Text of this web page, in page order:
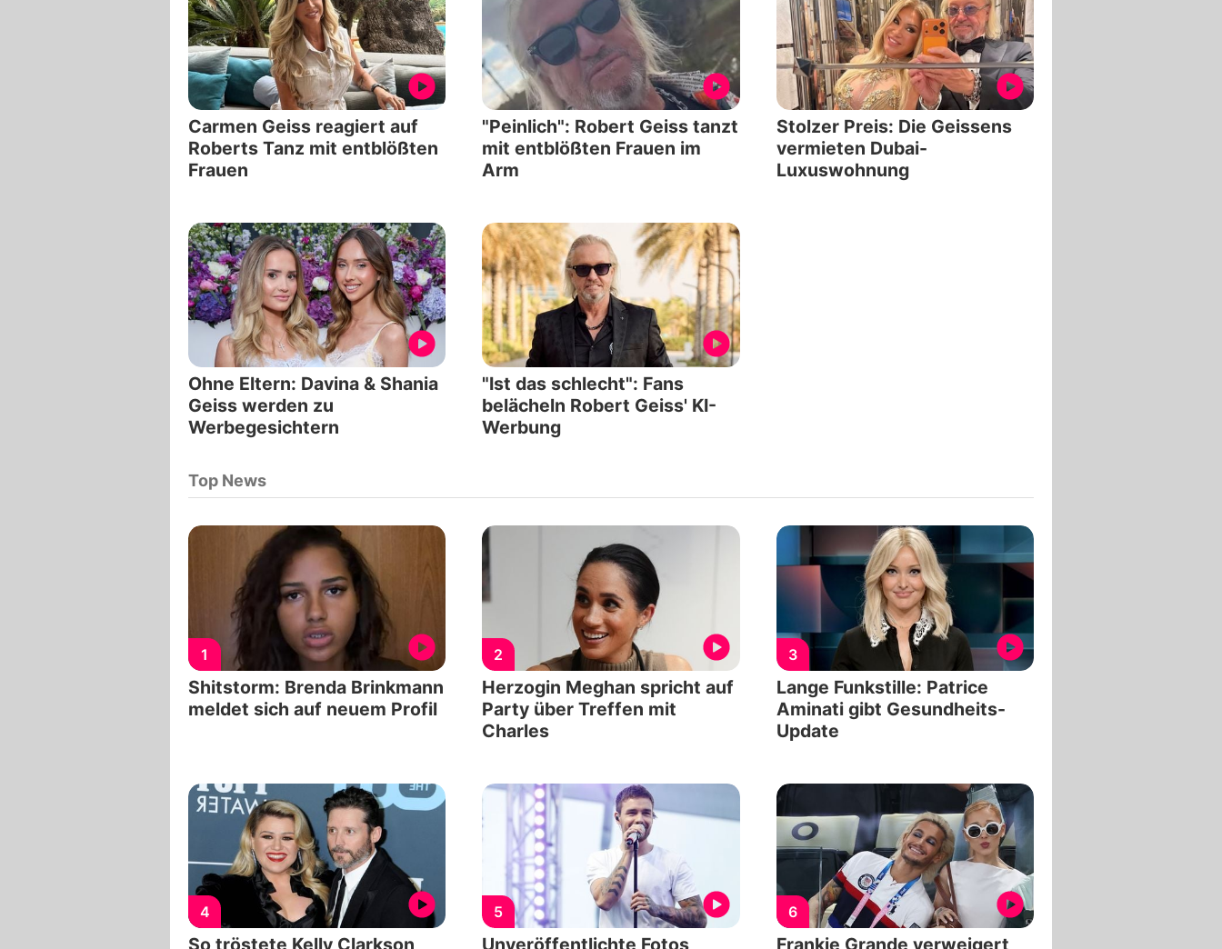
Carmen Geiss reagiert auf
Roberts Tanz mit entblößten
Frauen
"Peinlich": Robert Geiss tanzt
mit entblößten Frauen im
Arm
Stolzer Preis: Die Geissens
vermieten Dubai-
Luxuswohnung
Ohne Eltern: Davina & Shania
Geiss werden zu
Werbegesichtern
"Ist das schlecht": Fans
belächeln Robert Geiss' KI-
Werbung
Top News
1
Shitstorm: Brenda Brinkmann
meldet sich auf neuem Profil
2
Herzogin Meghan spricht auf
Party über Treffen mit
Charles
3
Lange Funkstille: Patrice
Aminati gibt Gesundheits-
Update
4
So tröstete Kelly Clarkson
5
Unveröffentlichte Fotos
6
Frankie Grande verweigert